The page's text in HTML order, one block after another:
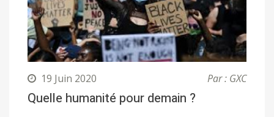
19 Juin 2020 Par : GXC
Quelle humanité pour demain ?